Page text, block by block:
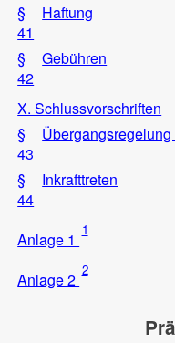
§
41
Haftung
§
42
Gebühren
X. Schlussvorschriften
§
43
§
44
Inkrafttreten
Anlage 1 1
Anlage 2 2